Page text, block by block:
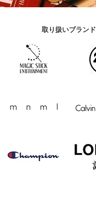
取り扱いブランド